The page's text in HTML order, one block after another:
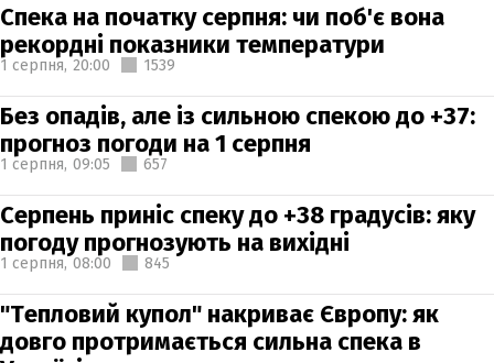
Спека на початку серпня: чи поб'є вона
рекордні показники температури
1 серпня, 20:00 1539
Без опадів, але із сильною спекою до +37:
прогноз погоди на 1 серпня
1 серпня, 09:05 657
Серпень приніс спеку до +38 градусів: яку
погоду прогнозують на вихідні
1 серпня, 08:00 845
"Тепловий купол" накриває Європу: як
довго протримається сильна спека в